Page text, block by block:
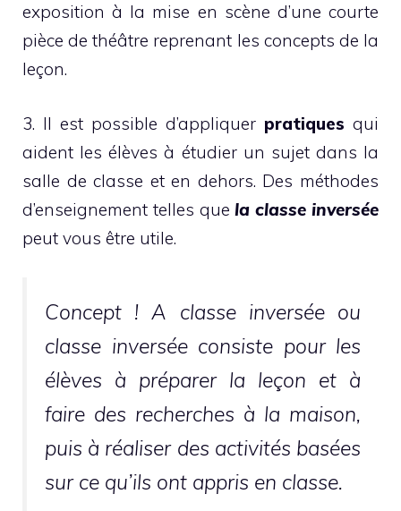
exposition à la mise en scène d’une courte
pièce de théâtre reprenant les concepts de la
leçon.
3. Il est possible d’appliquer pratiques qui
aident les élèves à étudier un sujet dans la
salle de classe et en dehors. Des méthodes
d’enseignement telles quela classe inversée
peut vous être utile.
Concept ! A classe inverséeou
classe inversée consiste pour les
élèves à préparer la leçon et à
faire des recherches à la maison,
puis à réaliser des activités basées
sur ce qu’ils ont appris en classe.